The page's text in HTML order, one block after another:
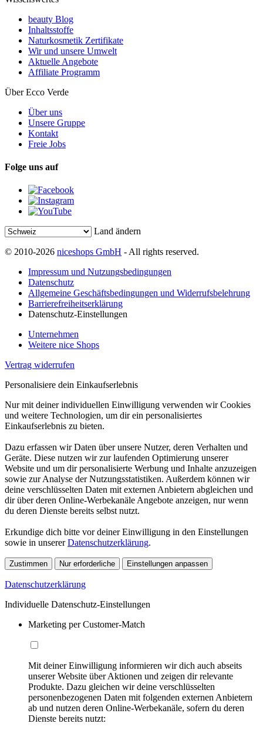
beauty Blog
Inhaltsstoffe
Naturkosmetik Zertifikate
Wir und unsere Umwelt
Aktuelle Angebote
Affiliate Programm
Über Ecco Verde
Über uns
Unsere Gruppe
Kontakt
Freie Jobs
Folge uns auf
Land ändern
© 2010-2026 niceshops GmbH - All rights reserved.
Impressum und Nutzungsbedingungen
Datenschutz
Allgemeine Geschäftsbedingungen und Widerrufsbelehrung
Barrierefreiheitserklärung
Datenschutz-Einstellungen
Unternehmen
Weitere nice Shops
Vertrag widerrufen
Personalisiere dein Einkaufserlebnis
Nur mit deiner individuellen Einwilligung verwenden wir Cookies
und weitere Technologien, um dir ein personalisiertes
Einkaufserlebnis zu bieten.
Dazu erfassen wir Daten über unsere Nutzer, deren Verhalten und
Geräte. Diese nutzen wir zur laufenden Optimierung unserer
Website und um dir personalisierte Werbung und Inhalte anzuzeigen
sowie zur Analyse der Nutzungsstatistiken. Außerdem können wir
deine verschlüsselten Daten mit externen Anbietern abgleichen und
dir über deren Online-Werbekanäle Angebote anzeigen, nur wenn
du deren Dienste bereits selbst nutzt.
Erkundige dich bitte vor deiner Einwilligung in den Einstellungen
sowie in unsererDatenschutzerklärung.
Zustimmen Nur erforderliche Einstellungen anpassen
Datenschutzerklärung
Individuelle Datenschutz-Einstellungen
Marketing per Customer-Match
Mit deiner Einwilligung informieren wir dich auch abseits
unserer Website über Aktionen und zeigen dir relevante
Produkte. Dazu gleichen wir deine verschlüsselten
personenbezogenen Daten mit folgenden externen Anbietern
ab und nutzen deren Online-Werbekanäle, sofern du deren
Dienste bereits nutzt: